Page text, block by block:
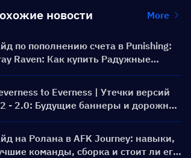
новости More
по пополнению счета в Punishing:
Raven: Как купить Радужные
по выгодной цене?
to Everness | Утечки версий
- 2.0: Будущие баннеры и дорожная
на Ролана в AFK Journey: навыки,
команды, сборка и стоит ли его